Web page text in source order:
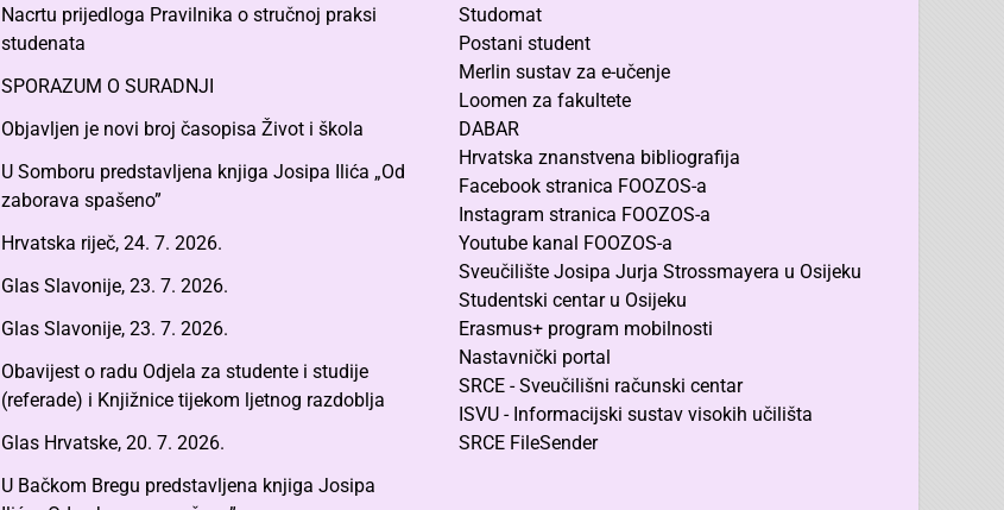
Nacrtu prijedloga Pravilnika o stručnoj praksi
studenata
SPORAZUM O SURADNJI
Objavljen je novi broj časopisa Život i škola
U Somboru predstavljena knjiga Josipa Ilića „Od
zaborava spašeno”
Hrvatska riječ, 24. 7. 2026.
Glas Slavonije, 23. 7. 2026.
Glas Slavonije, 23. 7. 2026.
Obavijest o radu Odjela za studente i studije
(referade) i Knjižnice tijekom ljetnog razdoblja
Glas Hrvatske, 20. 7. 2026.
U Bačkom Bregu predstavljena knjiga Josipa
Studomat
Postani student
Merlin sustav za e-učenje
Loomen za fakultete
DABAR
Hrvatska znanstvena bibliografija
Facebook stranica FOOZOS-a
Instagram stranica FOOZOS-a
Youtube kanal FOOZOS-a
Sveučilište Josipa Jurja Strossmayera u Osijeku
Studentski centar u Osijeku
Erasmus+ program mobilnosti
Nastavnički portal
SRCE - Sveučilišni računski centar
ISVU - Informacijski sustav visokih učilišta
SRCE FileSender